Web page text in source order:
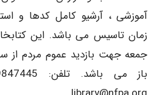
آموزشی ، آرشیو کامل کدها و
زمان تاسیس می باشد. این